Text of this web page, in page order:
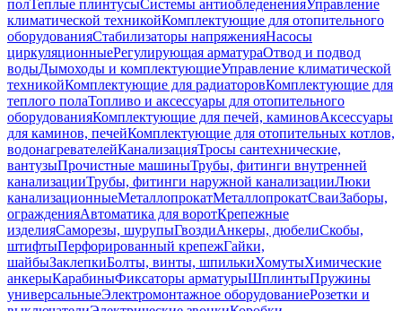
полТеплые плинтусыСистемы антиобледененияУправление
климатической техникойКомплектующие для отопительного
оборудованияСтабилизаторы напряженияНасосы
циркуляционныеРегулирующая арматураОтвод и подвод
водыДымоходы и комплектующиеУправление климатической
техникойКомплектующие для радиаторовКомплектующие для
теплого полаТопливо и аксессуары для отопительного
оборудованияКомплектующие для печей, каминовАксессуары
для каминов, печейКомплектующие для отопительных котлов,
водонагревателейКанализацияТросы сантехнические,
вантузыПрочистные машиныТрубы, фитинги внутренней
канализацииТрубы, фитинги наружной канализацииЛюки
канализационныеМеталлопрокатМеталлопрокатСваиЗаборы,
огражденияАвтоматика для воротКрепежные
изделияСаморезы, шурупыГвоздиАнкеры, дюбелиСкобы,
штифтыПерфорированный крепежГайки,
шайбыЗаклепкиБолты, винты, шпилькиХомутыХимические
анкерыКарабиныФиксаторы арматурыШплинтыПружины
универсальныеЭлектромонтажное оборудованиеРозетки и